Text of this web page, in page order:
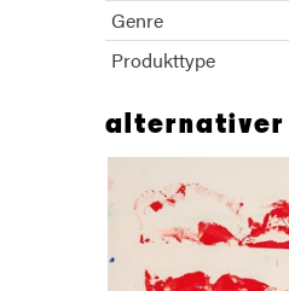
Genre
Produkttype
alternativer